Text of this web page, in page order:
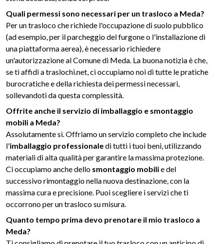
Quali permessi sono necessari per un trasloco a Meda?
Per un trasloco che richiede l'occupazione di suolo pubblico
(ad esempio, per il parcheggio del furgone o l'installazione di
una piattaforma aerea), è necessario richiedere
un'autorizzazione al Comune di Meda. La buona notizia è che,
se ti affidi a traslochi.net, ci occupiamo noi di tutte le pratiche
burocratiche e della richiesta dei permessi necessari,
sollevandoti da questa complessità.
Offrite anche il servizio di imballaggio e smontaggio
mobili a Meda?
Assolutamente sì. Offriamo un servizio completo che include
l'imballaggio professionaledi tutti i tuoi beni, utilizzando
materiali di alta qualità per garantire la massima protezione.
Ci occupiamo anche dello smontaggio mobilie del
successivo rimontaggio nella nuova destinazione, con la
massima cura e precisione. Puoi scegliere i servizi che ti
occorrono per un trasloco su misura.
Quanto tempo prima devo prenotare il mio trasloco a
Meda?